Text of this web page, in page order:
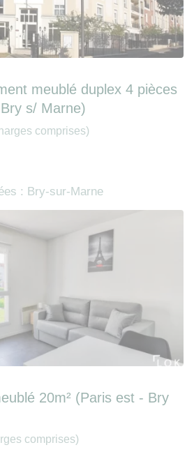
meublé duplex 4 pièces
s/ Marne)
comprises)
: Bry-sur-Marne
20m² (Paris est - Bry
comprises)